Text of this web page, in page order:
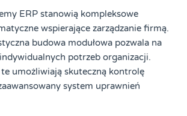
ERP stanowią kompleksowe
wspierające zarządzanie firmą.
budowa modułowa pozwala na
potrzeb organizacji.
umożliwiają skuteczną kontrolę
system uprawnień